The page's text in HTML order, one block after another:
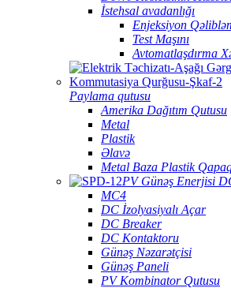
İstehsal avadanlığı
Enjeksiyon
Test Maşını
Avtomatlaşdırma
Paylama qutusu
Amerika Dağıtım Qutusu
Metal
Plastik
Əlavə
Metal Baza Plastik
PV Günəş Enerjisi
MC4
DC İzolyasiyalı Açar
DC Breaker
DC Kontaktoru
Günəş Nəzarətçisi
Günəş Paneli
PV Kombinator Qutusu